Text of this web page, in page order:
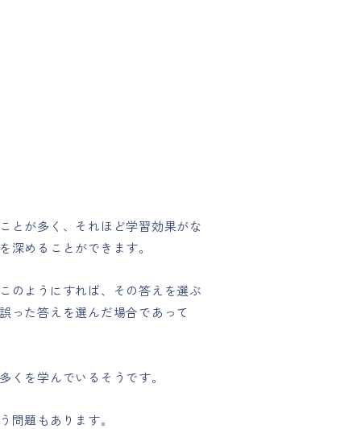
とが多く、それほど学習効果がな
めることができます。
のようにすれば、その答えを選ぶ
った答えを選んだ場合であって
を学んでいるそうです。
問題もあります。